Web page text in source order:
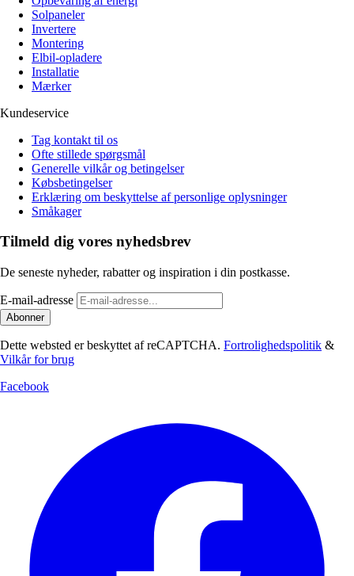
Solpaneler
Invertere
Montering
Elbil-opladere
Installatie
Mærker
Kundeservice
Tag kontakt til os
Ofte stillede spørgsmål
Generelle vilkår og betingelser
Købsbetingelser
Erklæring om beskyttelse af personlige oplysninger
Småkager
Tilmeld dig vores nyhedsbrev
De seneste nyheder, rabatter og inspiration i din postkasse.
E-mail-adresse
Abonner
Dette websted er beskyttet af reCAPTCHA. Fortrolighedspolitik &
Vilkår for brug
Facebook